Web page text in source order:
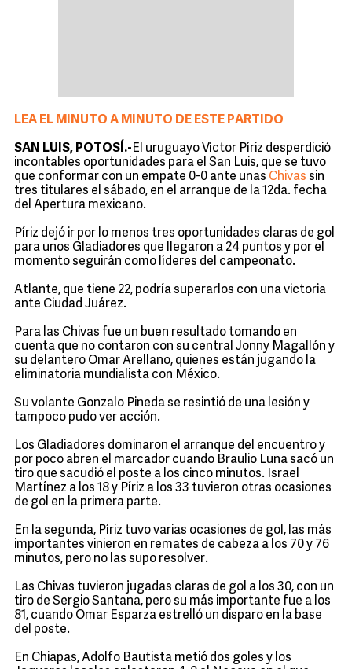
LEA EL MINUTO A MINUTO DE ESTE PARTIDO
SAN LUIS, POTOSÍ.- El uruguayo Víctor Píriz desperdició
incontables oportunidades para el San Luis, que se tuvo
que conformar con un empate 0-0 ante unas Chivas sin
tres titulares el sábado, en el arranque de la 12da. fecha
del Apertura mexicano.
Píriz dejó ir por lo menos tres oportunidades claras de gol
para unos Gladiadores que llegaron a 24 puntos y por el
momento seguirán como líderes del campeonato.
Atlante, que tiene 22, podría superarlos con una victoria
ante Ciudad Juárez.
Para las Chivas fue un buen resultado tomando en
cuenta que no contaron con su central Jonny Magallón y
su delantero Omar Arellano, quienes están jugando la
eliminatoria mundialista con México.
Su volante Gonzalo Pineda se resintió de una lesión y
tampoco pudo ver acción.
Los Gladiadores dominaron el arranque del encuentro y
por poco abren el marcador cuando Braulio Luna sacó un
tiro que sacudió el poste a los cinco minutos. Israel
Martínez a los 18 y Píriz a los 33 tuvieron otras ocasiones
de gol en la primera parte.
En la segunda, Píriz tuvo varias ocasiones de gol, las más
importantes vinieron en remates de cabeza a los 70 y 76
minutos, pero no las supo resolver.
Las Chivas tuvieron jugadas claras de gol a los 30, con un
tiro de Sergio Santana, pero su más importante fue a los
81, cuando Omar Esparza estrelló un disparo en la base
del poste.
En Chiapas, Adolfo Bautista metió dos goles y los